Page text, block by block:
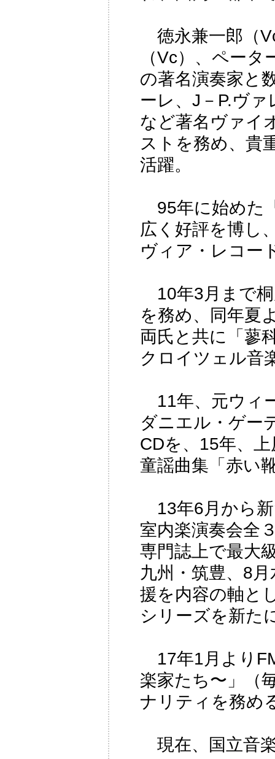
徳永兼一郎（
（Vc）、ペー
の著名演奏家と
ーレ、J－P.ヴ
など著名ヴァイ
ストを務め、貴
活躍。
95年に始めた
広く好評を博し
ヴィア・レコー
10年3月まで桐
を務め、同年夏
両氏と共に「蓼
クロイツェル音
11年、元ウィ
ダニエル・ゲー
CDを、15年、
童謡曲集「赤い
13年6月から新
室内楽演奏会全
専門誌上で最大
九州・筑豊、8
援を内容の軸と
シリーズを新た
17年1月より
楽家たち〜」（
ナリティを務め
現在、国立音